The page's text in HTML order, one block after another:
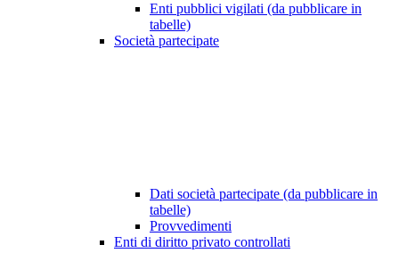
Enti pubblici vigilati (da pubblicare in
tabelle)
Società partecipate
Dati società partecipate (da pubblicare in
tabelle)
Provvedimenti
Enti di diritto privato controllati